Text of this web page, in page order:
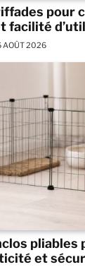
pour
facilité
AOÛT 2026
pliables
et